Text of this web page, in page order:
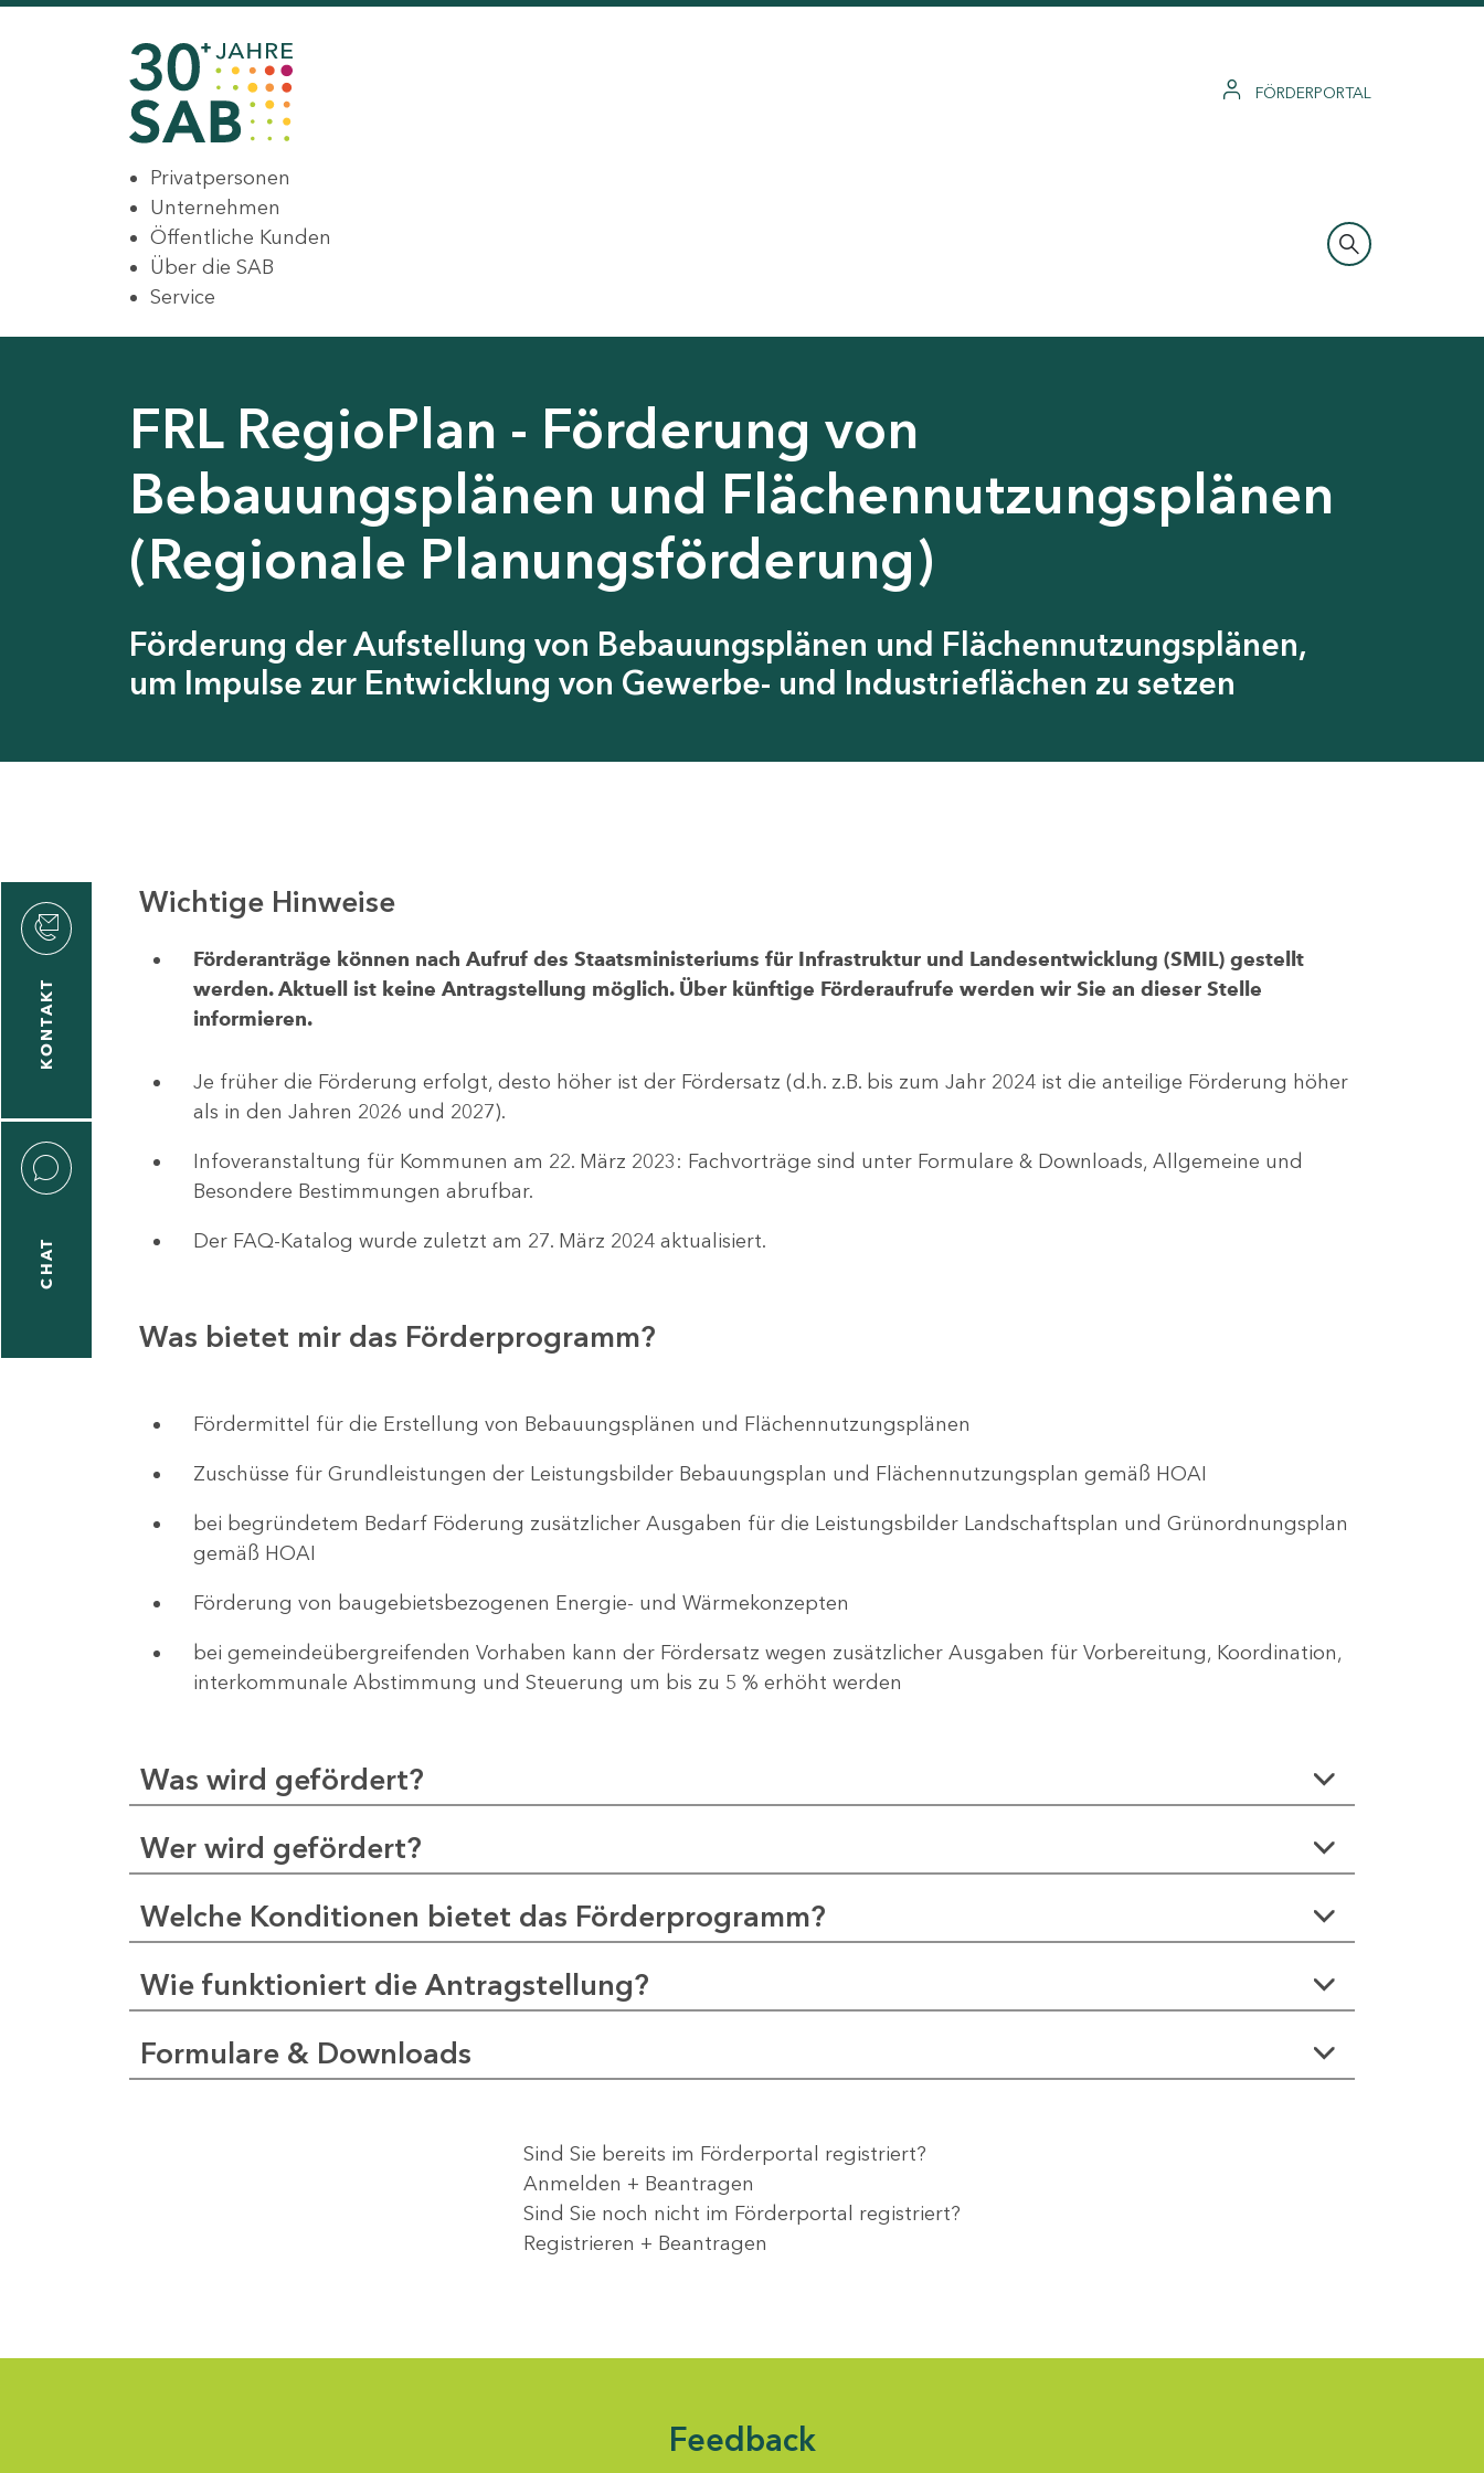
FÖRDERPORTAL
Privatpersonen
Unternehmen
Öffentliche Kunden
Über die SAB
Service
FRL RegioPlan - Förderung von
Bebauungsplänen und Flächennutzungsplänen
(Regionale Planungsförderung)
Förderung der Aufstellung von Bebauungsplänen und Flächennutzungsplänen,
um Impulse zur Entwicklung von Gewerbe- und Industrieflächen zu setzen
KONTAKT
CHAT
Wichtige Hinweise
Förderanträge können nach Aufruf des Staatsministeriums für Infrastruktur und Landesentwicklung (SMIL) gestellt
werden. Aktuell ist keine Antragstellung möglich. Über künftige Förderaufrufe werden wir Sie an dieser Stelle
informieren.
Je früher die Förderung erfolgt, desto höher ist der Fördersatz (d.h. z.B. bis zum Jahr 2024 ist die anteilige Förderung höher
als in den Jahren 2026 und 2027).
Infoveranstaltung für Kommunen am 22. März 2023: Fachvorträge sind unter Formulare & Downloads, Allgemeine und
Besondere Bestimmungen abrufbar.
Der FAQ-Katalog wurde zuletzt am 27. März 2024 aktualisiert.
Was bietet mir das Förderprogramm?
Fördermittel für die Erstellung von Bebauungsplänen und Flächennutzungsplänen
Zuschüsse für Grundleistungen der Leistungsbilder Bebauungsplan und Flächennutzungsplan gemäß HOAI
bei begründetem Bedarf Föderung zusätzlicher Ausgaben für die Leistungsbilder Landschaftsplan und Grünordnungsplan
gemäß HOAI
Förderung von baugebietsbezogenen Energie- und Wärmekonzepten
bei gemeindeübergreifenden Vorhaben kann der Fördersatz wegen zusätzlicher Ausgaben für Vorbereitung, Koordination,
interkommunale Abstimmung und Steuerung um bis zu 5 % erhöht werden
Was wird gefördert?
Wer wird gefördert?
Welche Konditionen bietet das Förderprogramm?
Wie funktioniert die Antragstellung?
Formulare & Downloads
Sind Sie bereits im Förderportal registriert?
Anmelden + Beantragen
Sind Sie noch nicht im Förderportal registriert?
Registrieren + Beantragen
Feedback